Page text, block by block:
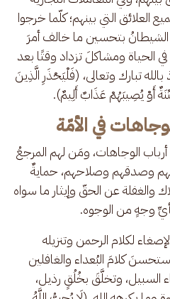
العلائق التي بينهم؛ كلّما خرجوا
بتحسين ما خالف أمرَ
الحياة ومشاكلَ تزداد وقتًا بعد
بالله تبارك وتعالى، (فَلْيَحْذَرِ الَّذِينَ
أَوْ يُصِيبَهُمْ عَذَابٌ أَلِيمٌ).
في الأمّة
الوجاهات، ومَن لهم المرجعُ
وصدقهم وصلاحهم، حمايةٌ
والغفلة عن الحقّ وإيثار ما سواه
وجهٍ من الوجوه.
لكلام الرحمن وتنزيله
كلامَ البُعداء والغافلين
السبيل، وتخلَّقَ بخُلُقٍ رذيل،